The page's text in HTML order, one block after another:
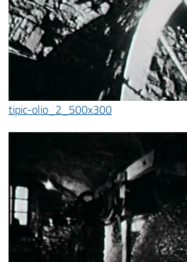
tipic-olio_2_500x300